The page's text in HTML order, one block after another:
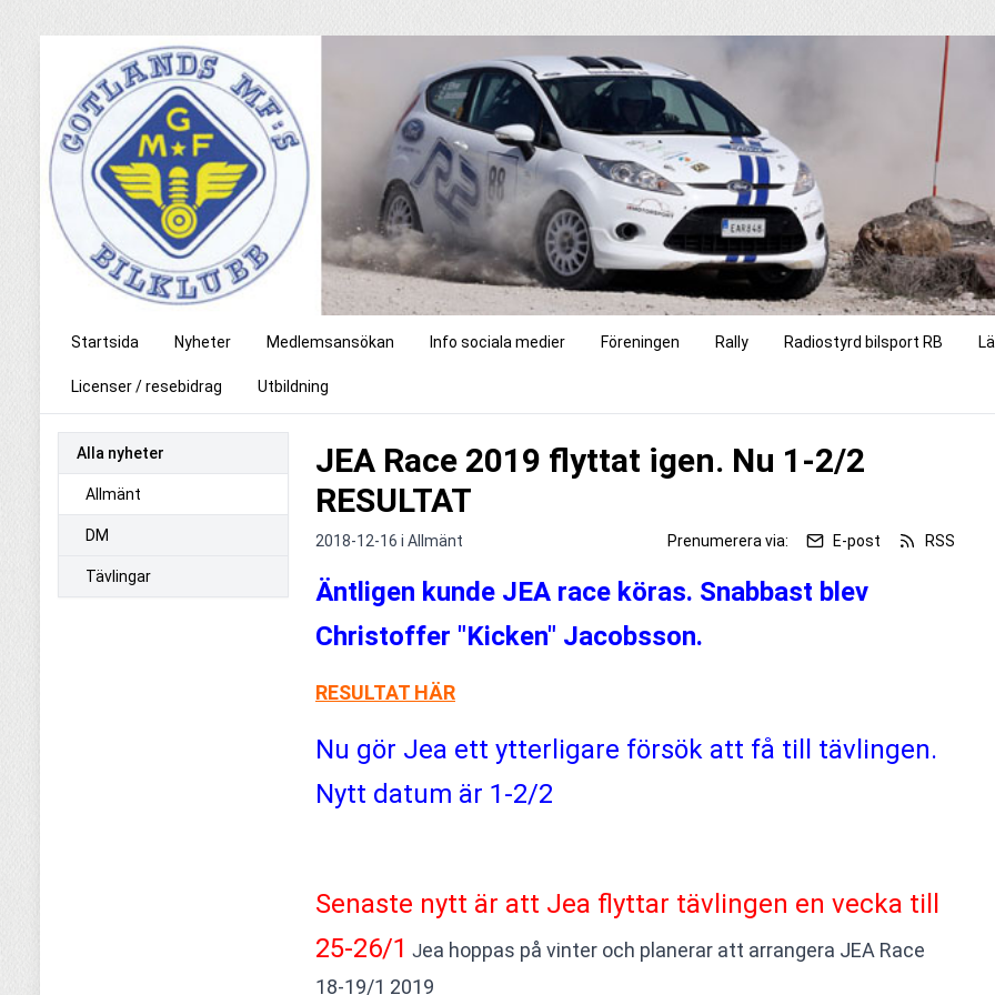
Startsida Nyheter Medlemsansökan Info sociala medier Föreningen Rally Radiostyrd bilsport RB
Licenser / resebidrag Utbildning
Alla nyheter
Allmänt
DM
Tävlingar
JEA Race 2019 flyttat igen. Nu 1-2/2
RESULTAT
2018-12-16 i Allmänt Prenumerera via: E-post RSS
Äntligen kunde JEA race köras. Snabbast blev
Christoffer "Kicken" Jacobsson.
RESULTAT HÄR
Nu gör Jea ett ytterligare försök att få till tävlingen.
Nytt datum är 1-2/2
Senaste nytt är att Jea flyttar tävlingen en vecka till
25-26/1 Jea hoppas på vinter och planerar att arrangera JEA Race
18-19/1 2019